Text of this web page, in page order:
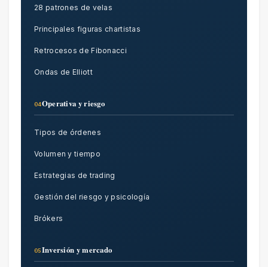
28 patrones de velas
Principales figuras chartistas
Retrocesos de Fibonacci
Ondas de Elliott
04Operativa y riesgo
Tipos de órdenes
Volumen y tiempo
Estrategias de trading
Gestión del riesgo y psicología
Brókers
05Inversión y mercado